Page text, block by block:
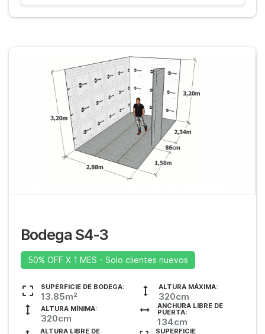
Bodega S4-3
50% OFF X 1 MES - Solo clientes nuevos
SUPERFICIE DE BODEGA:
13.85m²
ALTURA MÁXIMA:
320cm
ALTURA MÍNIMA:
320cm
ANCHURA LIBRE DE
PUERTA:
134cm
ALTURA LIBRE DE SUPERFICIE